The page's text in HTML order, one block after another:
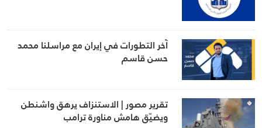
آخر التطورات في إيران مع مراسلنا محمد
حسن قاسم
تقرير مصور | الاستنزاف يرهق واشنطن
ويضيّق هامش مناورة ترامب